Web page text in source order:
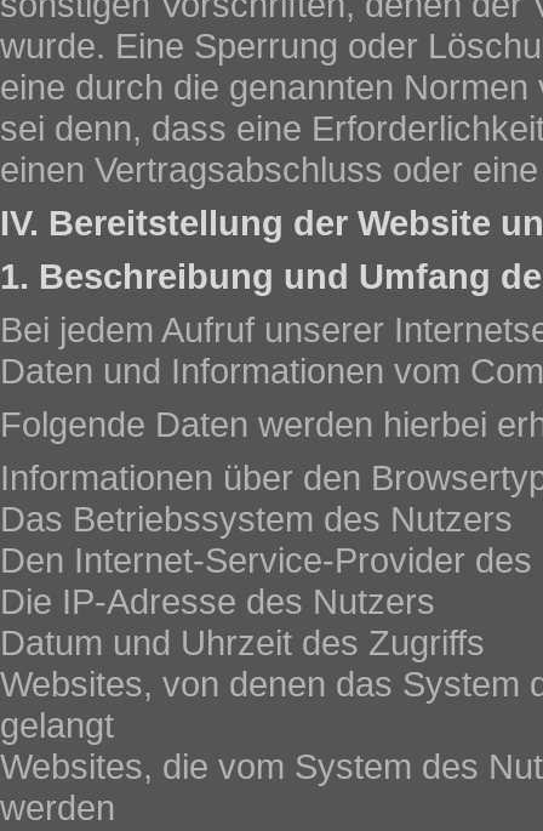
wurde. Eine Sperrung oder
eine durch die genannten
sei denn, dass eine
einen Vertragsabschluss oder
IV. Bereitstellung der Website
1. Beschreibung und Umfang
Bei jedem Aufruf unserer
Daten und Informationen vom
Folgende Daten werden hierbei
Informationen über den
Das Betriebssystem des Nutzers
Den Internet-Service-Provider
Die IP-Adresse des Nutzers
Datum und Uhrzeit des Zugriffs
Websites, von denen das System
gelangt
Websites, die vom System des
werden